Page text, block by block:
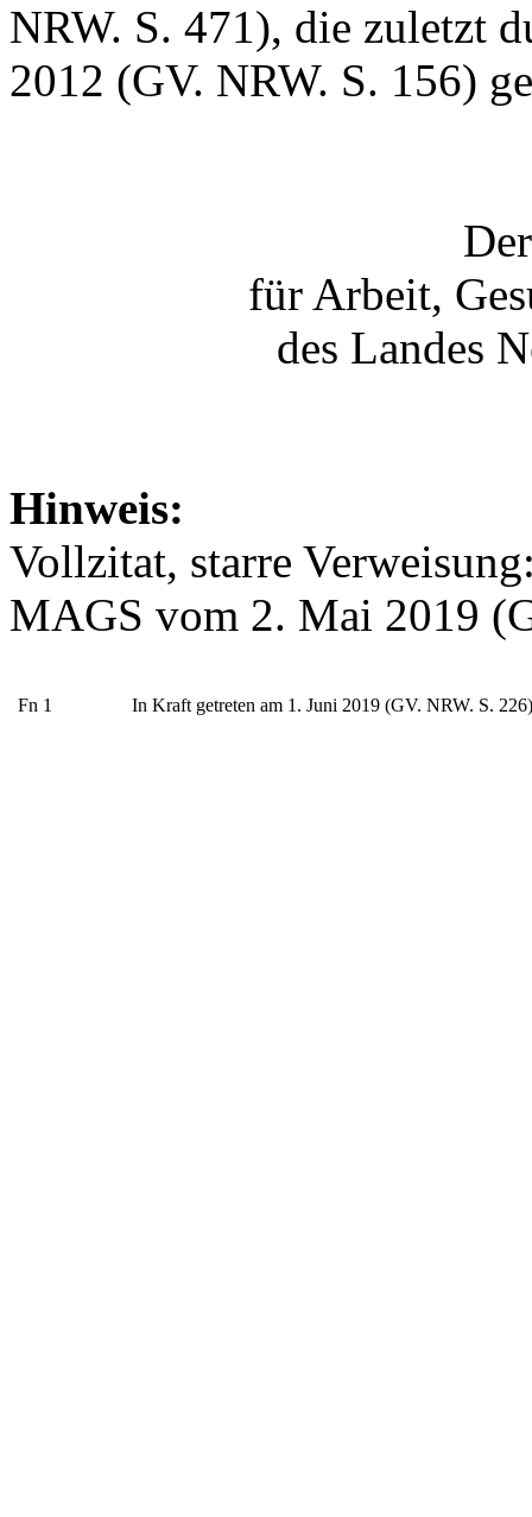
NRW. S. 471), die zuletzt
2012 (GV. NRW. S. 156)
für Arbeit,
des Landes
Hinweis:
Vollzitat, starre
MAGS vom 2. Mai 2019
Fn 1 In Kraft getreten am 1. Juni 2019 (GV. NRW. S.